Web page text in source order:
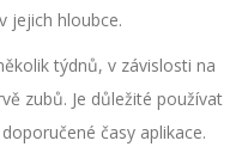
jejich hloubce.
týdnů, v závislosti na
zubů. Je důležité používat
časy aplikace.